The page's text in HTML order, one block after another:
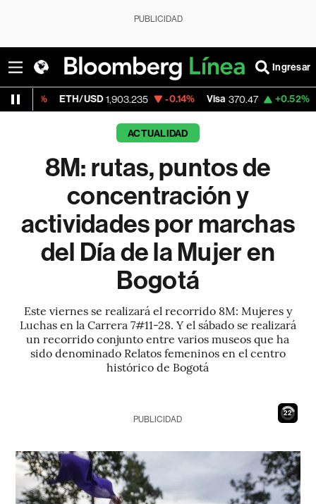
PUBLICIDAD
Ingresar
ETH/USD 1,903.235 -0.14% Visa 370.47 +0.52%
ACTUALIDAD
8M: rutas, puntos de
concentración y
actividades por marchas
del Día de la Mujer en
Bogotá
Este viernes se realizará el recorrido 8M: Mujeres y
Luchas en la Carrera 7#11-28. Y el sábado se realizará
un recorrido conjunto entre varios museos que ha
sido denominado Relatos femeninos en el centro
histórico de Bogotá
21
PUBLICIDAD